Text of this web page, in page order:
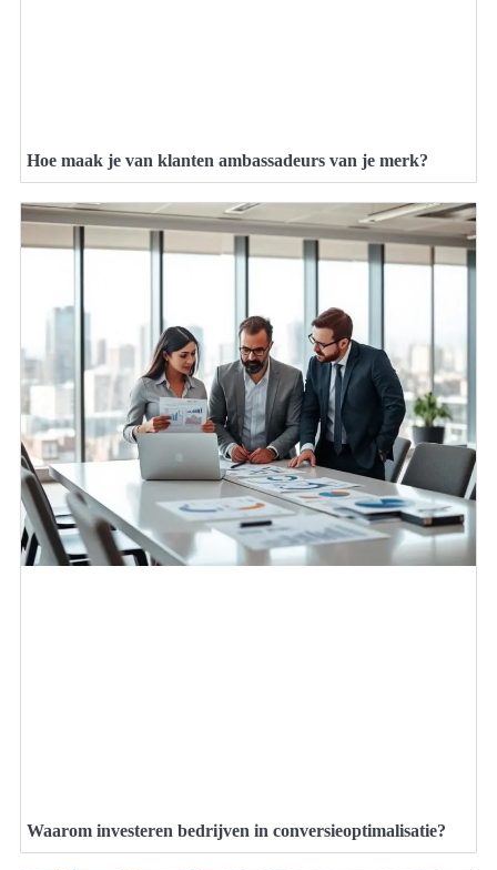
Hoe maak je van klanten ambassadeurs van je merk?
Waarom investeren bedrijven in conversieoptimalisatie?